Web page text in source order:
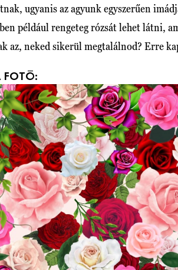
ugyanis az agyunk egyszerűen
például rengeteg rózsát lehet látni,
az, neked sikerül megtalálnod? Erre
FOTÓ: